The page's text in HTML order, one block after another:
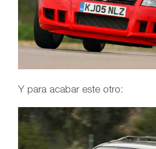
Y para acabar este otro: